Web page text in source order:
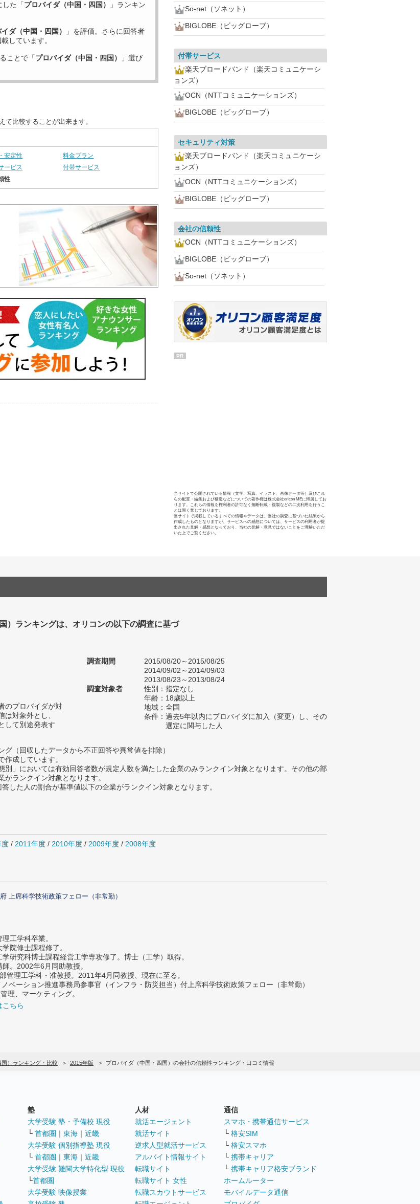
した「プロバイダ（中国・四国）
」ランキン
ダ（中国・四国）
」を評価。さらに回答者
しています。
ことで「プロバイダ（中国・四国）
」選び
て比較することが出来ます。
安定性
料金プラン
ービス
付帯サービス
性
So-net（ソネット）
BIGLOBE（ビッグローブ）
付帯サービス
楽天ブロードバンド（楽天コミュニケーシ
ョンズ）
OCN（NTTコミュニケーションズ）
BIGLOBE（ビッグローブ）
セキュリティ対策
楽天ブロードバンド（楽天コミュニケーシ
ョンズ）
OCN（NTTコミュニケーションズ）
BIGLOBE（ビッグローブ）
会社の信頼性
OCN（NTTコミュニケーションズ）
BIGLOBE（ビッグローブ）
So-net（ソネット）
PR
当サイトで公開されている情報（文字、写真、イラスト、画像データ等）及びこれ
らの配置・編集および構造などについての著作権は株式会社oricon MEに帰属してお
ります。これらの情報を権利者の許可なく無断転載・複製などの二次利用を行うこ
とは固く禁じております。
当サイトで掲載しているすべての情報やデータは、当社の調査に基づいた結果から
作成したものとなりますが、サービスへの感想については、サービスの利用者が提
出された見解・感想となっており、当社の見解・意見ではないことをご理解いただ
いた上でご覧ください。
）ランキングは、オリコンの以下の調査に基づ
のプロバイダが対
対象外とし、
して別途発表す
調査期間
2015/08/20～2015/08/25
2014/09/02～2014/09/03
2013/08/23～2013/08/24
調査対象者
性別：指定なし
年齢：18歳以上
地域：全国
条件：過去5年以内にプロバイダに加入（変更）し、その
選定に関与した人
（回収したデータから不正回答や異常値を排除）
成しています。
」においては有効回答者数が規定人数を満たした企業のみランクイン対象となります。その他の部
ランクイン対象となります。
した人の割合が基準値以下の企業がランクイン対象となります。
度 / 2011年度 / 2010年度 / 2009年度 / 2008年度
上席科学技術政策フェロー（非常勤）
工学科卒業。
院修士課程修了。
研究科博士課程経営工学専攻修了。博士（工学）取得。
。2002年6月同助教授。
管理工学科・准教授。2011年4月同教授、現在に至る。
ベーション推進事務局参事官（インフラ・防災担当）付上席科学技術政策フェロー（非常勤）
理、マーケティング。
ちら
）ランキング・比較 2015年版 プロバイダ（中国・四国）の会社の信頼性ランキング・口コミ情報
塾
大学受験 塾・予備校 現役
└ 首都圏 ｜ 東海 ｜ 近畿
大学受験 個別指導塾 現役
└ 首都圏 ｜ 東海 ｜ 近畿
大学受験 難関大学特化型 現役
└首都圏
大学受験 映像授業
人材
就活エージェント
就活サイト
逆求人型就活サービス
アルバイト情報サイト
転職サイト
転職サイト 女性
転職スカウトサービス
通信
スマホ・携帯通信サービス
└ 格安SIM
└ 格安スマホ
└ 携帯キャリア
└ 携帯キャリア格安ブランド
ホームルーター
モバイルデータ通信